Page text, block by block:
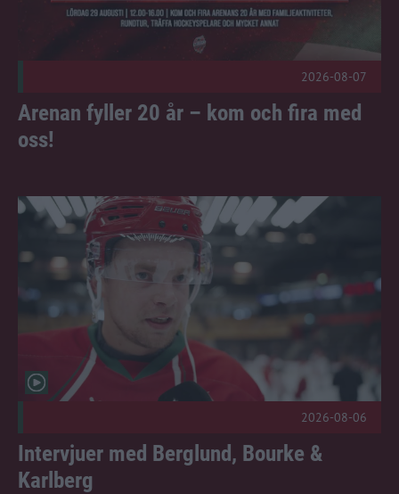
2026-08-07
Arenan fyller 20 år – kom och fira med
oss!
Intervjuer med Berglund, Bourke & Karlberg Publicerad
2026-08-06
Intervjuer med Berglund, Bourke &
Karlberg